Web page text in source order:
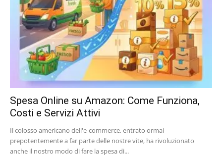
Spesa Online su Amazon: Come Funziona,
Costi e Servizi Attivi
Il colosso americano dell'e-commerce, entrato ormai
prepotentemente a far parte delle nostre vite, ha rivoluzionato
anche il nostro modo di fare la spesa di...